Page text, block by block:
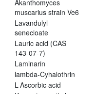
Akanthomyces
muscarius strain Ve6
Lavandulyl
senecioate
Lauric acid (CAS
143-07-7)
Laminarin
lambda-Cyhalothrin
L-Ascorbic acid